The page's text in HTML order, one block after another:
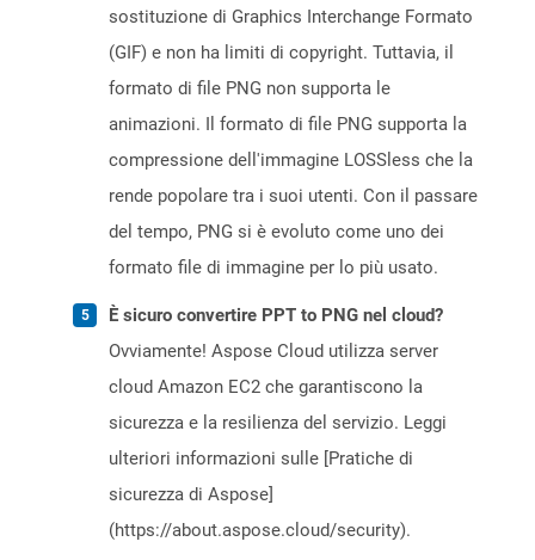
sostituzione di Graphics Interchange Formato
(GIF) e non ha limiti di copyright. Tuttavia, il
formato di file PNG non supporta le
animazioni. Il formato di file PNG supporta la
compressione dell'immagine LOSSless che la
rende popolare tra i suoi utenti. Con il passare
del tempo, PNG si è evoluto come uno dei
formato file di immagine per lo più usato.
È sicuro convertire PPT to PNG nel cloud?
Ovviamente! Aspose Cloud utilizza server
cloud Amazon EC2 che garantiscono la
sicurezza e la resilienza del servizio. Leggi
ulteriori informazioni sulle [Pratiche di
sicurezza di Aspose]
(https://about.aspose.cloud/security).